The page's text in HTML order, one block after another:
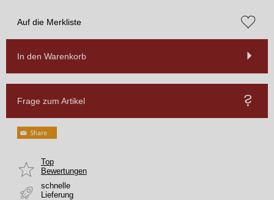
Auf die Merkliste
In den Warenkorb
Frage zum Artikel
Top
Bewertungen
schnelle
Lieferung